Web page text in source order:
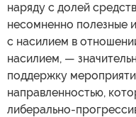
наряду с долей
несомненно полезные
с насилием в
насилием, —
поддержку
направленностью,
либерально-